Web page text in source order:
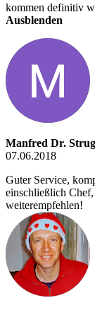
kommen definitiv
Ausblenden
Manfred Dr.
07.06.2018
Guter Service,
einschließlich
weiterempfehlen!